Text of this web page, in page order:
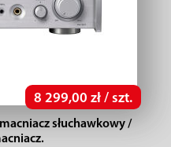
8 299,00 zł / szt.
słuchawkowy /